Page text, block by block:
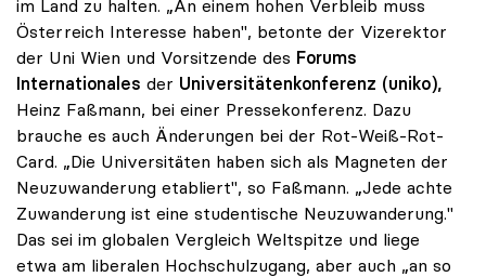
im Land zu halten. „An einem hohen Verbleib muss
Österreich Interesse haben", betonte der Vizerektor
der Uni Wien und Vorsitzende des Forums
Internationales der Universitätenkonferenz (uniko),
Heinz Faßmann, bei einer Pressekonferenz. Dazu
brauche es auch Änderungen bei der Rot-Weiß-Rot-
Card. „Die Universitäten haben sich als Magneten der
Neuzuwanderung etabliert", so Faßmann. „Jede achte
Zuwanderung ist eine studentische Neuzuwanderung."
Das sei im globalen Vergleich Weltspitze und liege
etwa am liberalen Hochschulzugang, aber auch „an so